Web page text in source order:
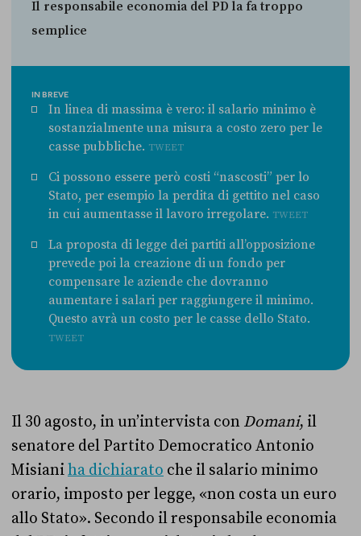
Il responsabile economia del PD la fa troppo
semplice
IN BREVE
In linea di massima è vero: il salario minimo è
sostanzialmente una misura a costo zero per le
casse pubbliche. TWEET
Ci possono essere però costi “nascosti” per lo
Stato, per esempio la perdita di gettito nel caso
in cui aumentasse il lavoro irregolare. TWEET
La proposta di legge dei partiti all’opposizione
prevede poi la creazione di un fondo per
compensare le aziende che dovranno
aumentare i salari per raggiungere il minimo.
Questo avrà un costo per le casse dello Stato.
TWEET
Il 30 agosto, in un’intervista con Domani, il
senatore del Partito Democratico Antonio
Misianiha dichiarato che il salario minimo
orario, imposto per legge, «non costa un euro
allo Stato». Secondo il responsabile economia